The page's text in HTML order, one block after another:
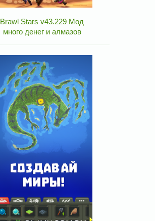
Brawl Stars v43.229 Мод
много денег и алмазов